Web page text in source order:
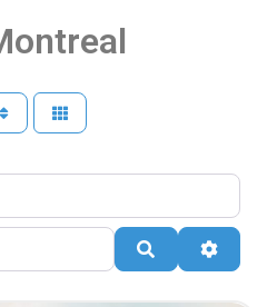
Search